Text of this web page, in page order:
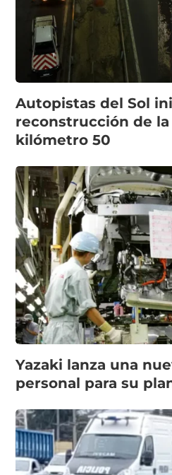
Autopistas del Sol
reconstrucción de la
kilómetro 50
Yazaki lanza una
personal para su